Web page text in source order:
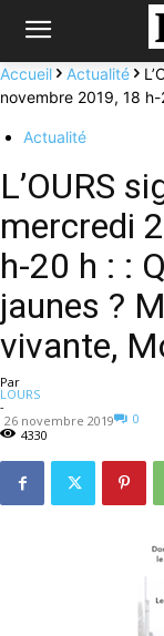
Accueil Actualité
novembre 2019, 18 h-
Actualité
L’OURS
mercredi
h-20 h : :
jaunes ?
vivante,
Par
LOURS
-
26 novembre 2019
0
4330